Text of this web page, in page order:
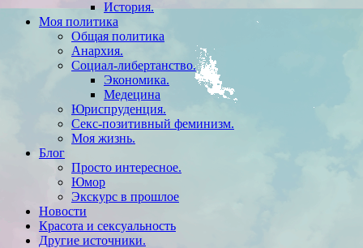
История.
Моя политика
Общая политика
Анархия.
Социал-либертанство.
Экономика.
Медецина
Юриспруденция.
Секс-позитивный феминизм.
Моя жизнь.
Блог
Просто интересное.
Юмор
Экскурс в прошлое
Новости
Красота и сексуальность
Другие источники.